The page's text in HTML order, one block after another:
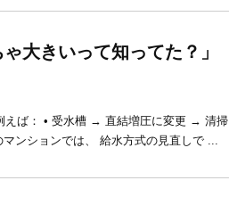
大きいって知ってた？」
えば： • 受水槽 → 直結増圧に変更 → 清掃
ンションでは、 給水方式の見直しで ...